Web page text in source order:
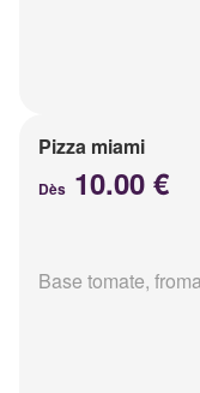
Pizza miami
Dès 10.00 €
Base tomate,